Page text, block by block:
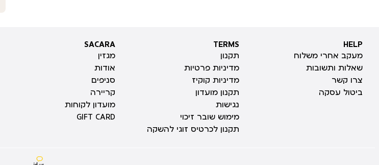
HELP
HELP
מעקב אחרי משלוח
שאלות ותשובות
צרו קשר
ביטול עסקה
TERMS
TERMS
תקנון
מדיניות פרטיות
מדיניות קוקיז
תקנון מועדון
נגישות
מימוש שובר זיכוי
תקנון לכרטיס זוגי להשקה
SACARA
SACARA
מגזין
אודות
סניפים
קריירה
מועדון לקוחות
GIFT CARD